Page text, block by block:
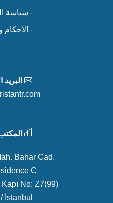
- سياسة
-
Bahar Cad.
C
No: Z7(99)
İstanbul